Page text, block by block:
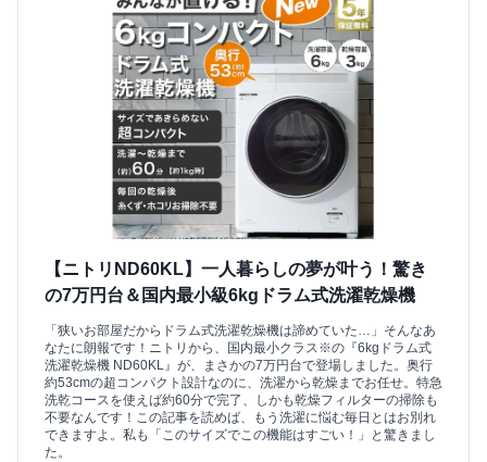
【ニトリND60KL】一人暮らしの夢が叶う！驚き
の7万円台＆国内最小級6kgドラム式洗濯乾燥機
「狭いお部屋だからドラム式洗濯乾燥機は諦めていた…」そんなあ
なたに朗報です！ニトリから、国内最小クラス※の『6kgドラム式
洗濯乾燥機 ND60KL』が、まさかの7万円台で登場しました。奥行
約53cmの超コンパクト設計なのに、洗濯から乾燥までお任せ。特急
洗乾コースを使えば約60分で完了、しかも乾燥フィルターの掃除も
不要なんです！この記事を読めば、もう洗濯に悩む毎日とはお別れ
できますよ。私も「このサイズでこの機能はすごい！」と驚きまし
た。